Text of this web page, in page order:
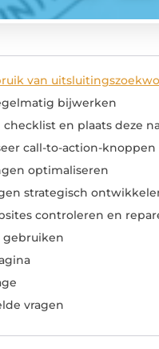
van
bijwerken
checklist en plaats deze
call-to-action-knoppen
optimaliseren
strategisch
controleren en
gebruiken
vragen